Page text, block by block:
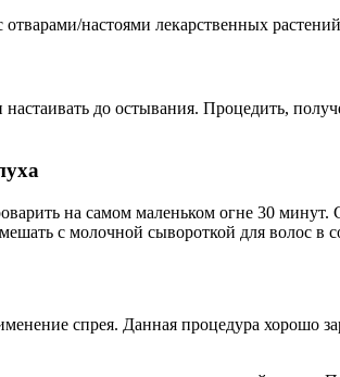
настоями лекарственных
до остывания. Процедить,
на самом маленьком огне 30
с молочной сывороткой для волос в
спрея. Данная процедура хорошо